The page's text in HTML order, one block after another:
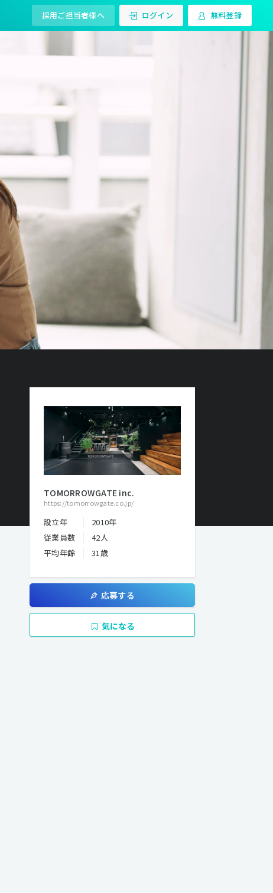
採用ご担当者様へ ログイン 無料登録
TOMORROWGATE inc.
https://tomorrowgate.co.jp/
設立年
2010年
従業員数
42人
平均年齢
31歳
応募する
気になる